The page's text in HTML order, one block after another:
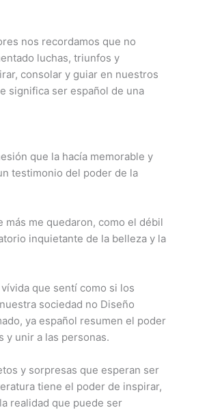
nos recordamos que no
luchas, triunfos y
consolar y guiar en nuestros
significa ser español de una
que la hacía memorable y
testimonio del poder de la
me quedaron, como el débil
inquietante de la belleza y la
que sentí como si los
sociedad no Diseño
ya español resumen el poder
y unir a las personas.
y sorpresas que esperan ser
tiene el poder de inspirar,
realidad que puede ser